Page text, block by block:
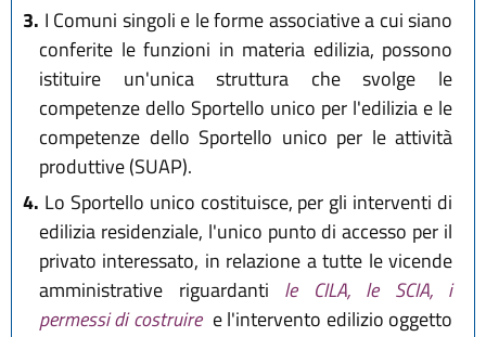
3. I Comuni singoli e le forme associative a cui siano
conferite le funzioni in materia edilizia, possono
istituire un'unica struttura che svolge le
competenze dello Sportello unico per l'edilizia e le
competenze dello Sportello unico per le attività
produttive (SUAP).
4. Lo Sportello unico costituisce, per gli interventi di
edilizia residenziale, l'unico punto di accesso per il
privato interessato, in relazione a tutte le vicende
amministrative riguardanti le CILA, le SCIA, i
permessi di costruire e l'intervento edilizio oggetto